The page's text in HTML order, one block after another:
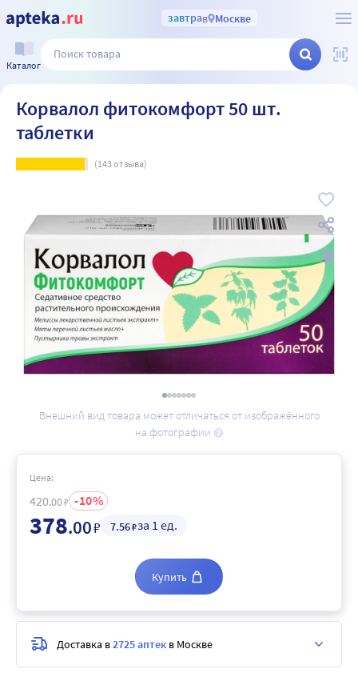
завтрав Москве
Каталог
Корвалол фитокомфорт 50 шт.
таблетки
(143отзыва)
Внешний вид товара может отличаться от изображённого
на фотографии
Цена:
420.00₽ 10
378.00₽ 7.56₽за 1 ед.
Купить
Доставка в2725 аптек в Москве